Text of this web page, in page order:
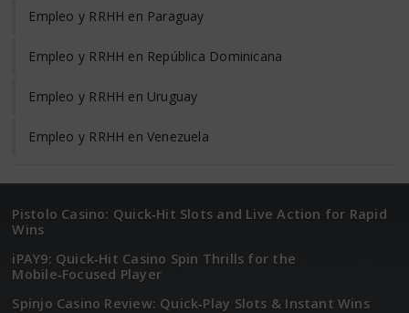
Empleo y RRHH en Paraguay
Empleo y RRHH en República Dominicana
Empleo y RRHH en Uruguay
Empleo y RRHH en Venezuela
Pistolo Casino: Quick‑Hit Slots and Live Action for Rapid
Wins
iPAY9: Quick‑Hit Casino Spin Thrills for the
Mobile‑Focused Player
Spinjo Casino Review: Quick‑Play Slots & Instant Wins